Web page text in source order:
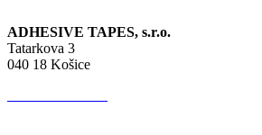
ADHESIVE TAPES, s.r.o.
Tatarkova 3
040 18 Košice